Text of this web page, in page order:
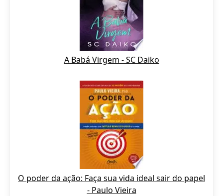
A Babá Virgem - SC Daiko
O poder da ação: Faça sua vida ideal sair do papel
- Paulo Vieira